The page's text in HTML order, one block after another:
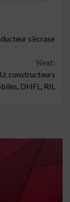
s’écrase
Next:
constructeurs
DHFL, RIL